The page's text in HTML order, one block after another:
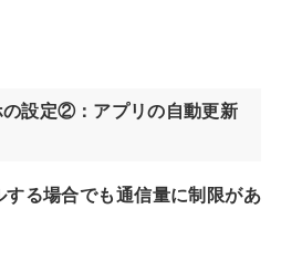
の設定②：アプリの自動更新
る場合でも通信量に制限があ